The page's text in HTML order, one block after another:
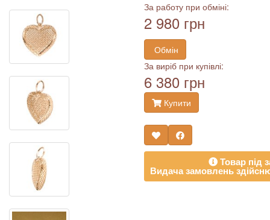
За работу при обміні:
2 980 грн
Обмін
За виріб при купівлі:
6 380 грн
Купити
Товар під
Видача замовлень